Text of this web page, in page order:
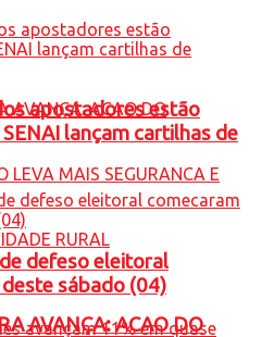
AVANÇA: ACAO DO
apostadores estão
lançam cartilhas de
defeso eleitoral
sábado (04)